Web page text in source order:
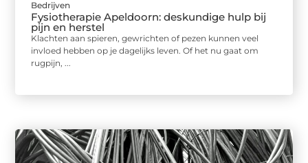
Bedrijven
Fysiotherapie Apeldoorn: deskundige hulp bij
pijn en herstel
Klachten aan spieren, gewrichten of pezen kunnen veel
invloed hebben op je dagelijks leven. Of het nu gaat om
rugpijn, ...